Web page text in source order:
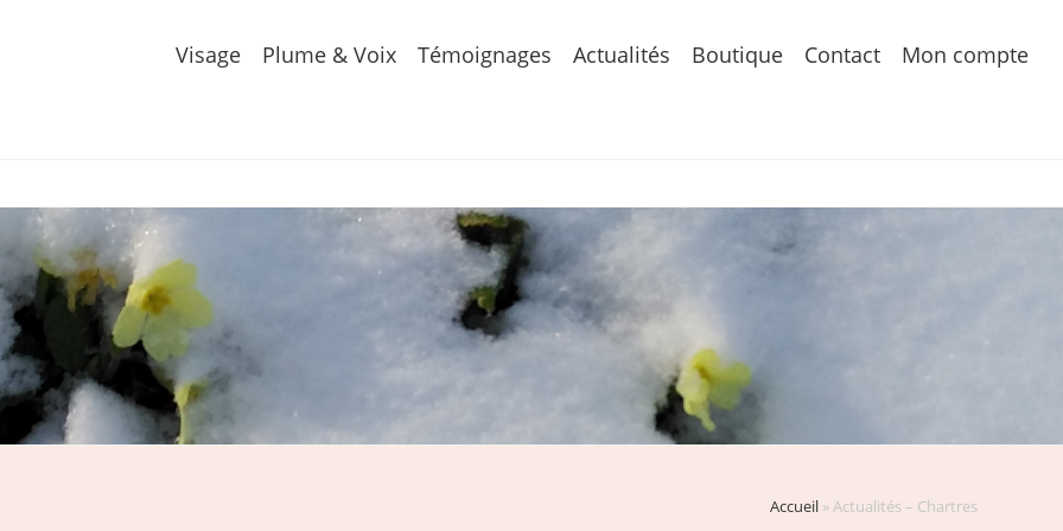
Visage Plume & Voix Témoignages Actualités Boutique Contact Mon compte
Accueil » Actualités – Chartres